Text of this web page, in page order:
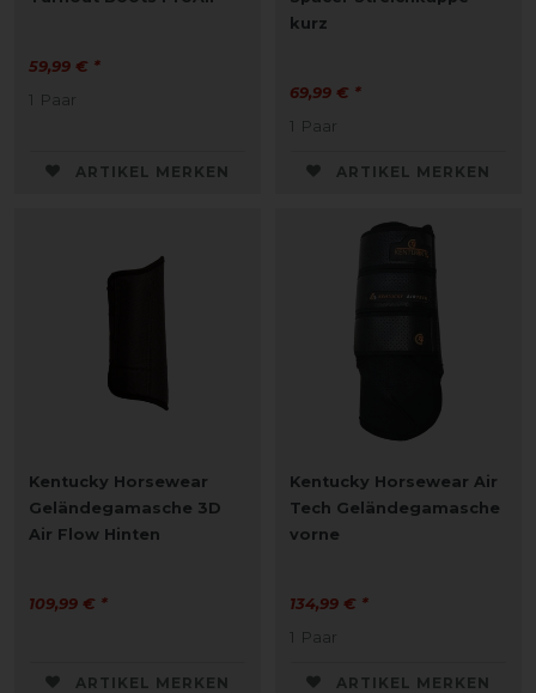
59,99 € *
1 Paar
ARTIKEL MERKEN
kurz
69,99 € *
1 Paar
ARTIKEL MERKEN
Kentucky Horsewear
Geländegamasche 3D
Air Flow Hinten
109,99 € *
ARTIKEL MERKEN
Kentucky Horsewear Air
Tech Geländegamasche
vorne
134,99 € *
1 Paar
ARTIKEL MERKEN